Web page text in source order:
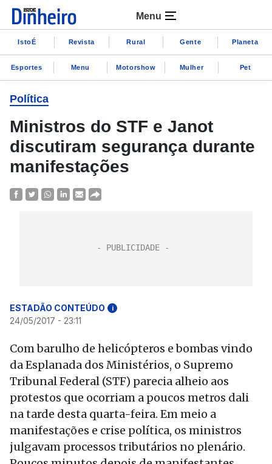
Menu
IstoÉ Revista Rural Gente Planeta
Esportes Menu Motorshow Mulher Pet
Política
Ministros do STF e Janot
discutiram segurança durante
manifestações
ESTADÃO CONTEÚDO i
24/05/2017 - 23:11
Com barulho de helicópteros e bombas vindo
da Esplanada dos Ministérios, o Supremo
Tribunal Federal (STF) parecia alheio aos
protestos que ocorriam a poucos metros dali
na tarde desta quarta-feira. Em meio a
manifestações e crise política, os ministros
julgavam processos tributários no plenário.